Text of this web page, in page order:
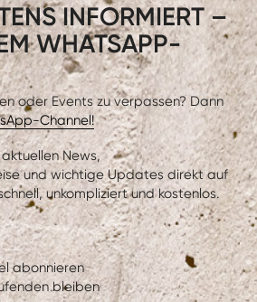
INFORMIERT –
WHATSAPP-
oder Events zu verpassen? Dann
Channel!
News,
und wichtige Updates direkt auf
unkompliziert und kostenlos.
abonnieren
bleiben